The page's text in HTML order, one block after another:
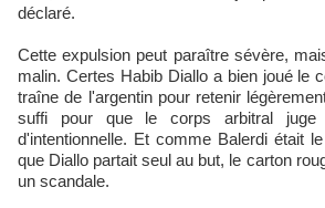
déclaré.
Cette expulsion peut paraître sévère,
malin. Certes Habib Diallo a bien joué le
traîne de l'argentin pour retenir
suffi pour que le corps arbitral juge
d'intentionnelle. Et comme Balerdi était
que Diallo partait seul au but, le carton
un scandale.